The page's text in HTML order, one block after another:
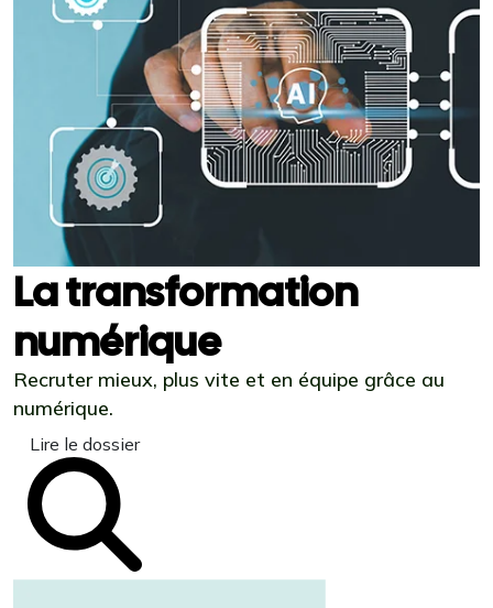
La transformation
numérique
Recruter mieux, plus vite et en équipe grâce au
numérique.
Lire le dossier